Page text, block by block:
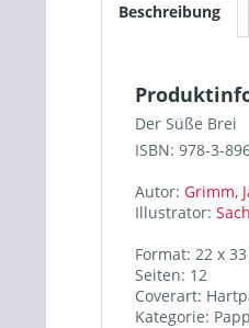
Beschreibung
Der Süße Brei
ISBN: 978-3-
Autor: Grimm,
Illustrator:
Format: 22 x
Seiten: 12
Coverart:
Kategorie: